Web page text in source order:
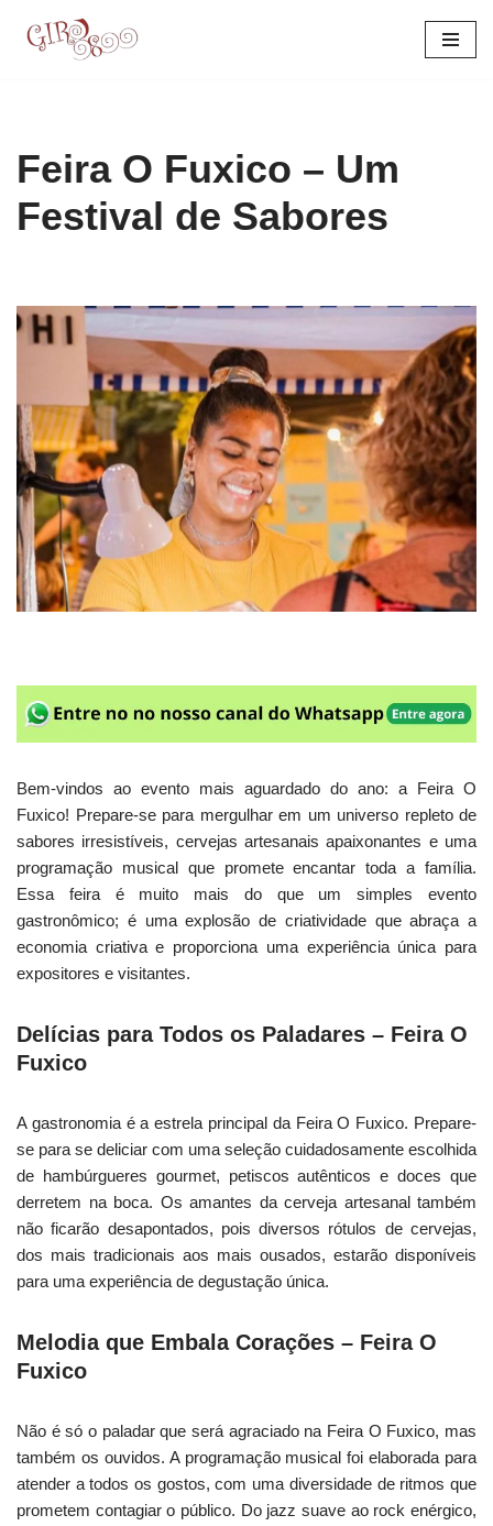
Feira O Fuxico – Um
Festival de Sabores
Bem-vindos ao evento mais aguardado do ano: a Feira O
Fuxico! Prepare-se para mergulhar em um universo repleto de
sabores irresistíveis, cervejas artesanais apaixonantes e uma
programação musical que promete encantar toda a família.
Essa feira é muito mais do que um simples evento
gastronômico; é uma explosão de criatividade que abraça a
economia criativa e proporciona uma experiência única para
expositores e visitantes.
Delícias para Todos os Paladares – Feira O
Fuxico
A gastronomia é a estrela principal da Feira O Fuxico. Prepare-
se para se deliciar com uma seleção cuidadosamente escolhida
de hambúrgueres gourmet, petiscos autênticos e doces que
derretem na boca. Os amantes da cerveja artesanal também
não ficarão desapontados, pois diversos rótulos de cervejas,
dos mais tradicionais aos mais ousados, estarão disponíveis
para uma experiência de degustação única.
Melodia que Embala Corações – Feira O
Fuxico
Não é só o paladar que será agraciado na Feira O Fuxico, mas
também os ouvidos. A programação musical foi elaborada para
atender a todos os gostos, com uma diversidade de ritmos que
prometem contagiar o público. Do jazz suave ao rock enérgico,